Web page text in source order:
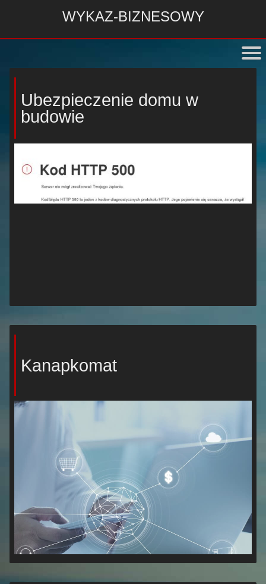
WYKAZ-BIZNESOWY
Ubezpieczenie domu w
budowie
Kanapkomat